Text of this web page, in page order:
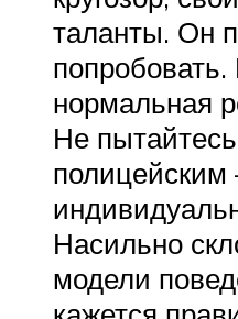
таланты. Он
нормальная
Не
Насильно
модели